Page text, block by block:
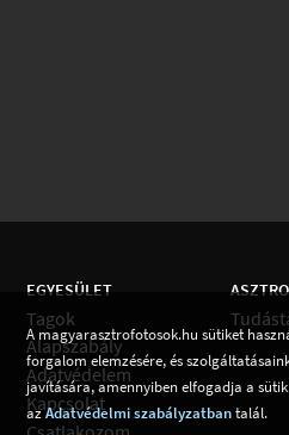
EGYESÜLET
Tagok
Alapszabály
Adatvédelem
Kapcsolat
A magyarasztrofotosok.hu sütiket
forgalom elemzésére, és
javítására, amennyiben elfogadja a
azAdatvédelmi szabályzatbantalál.